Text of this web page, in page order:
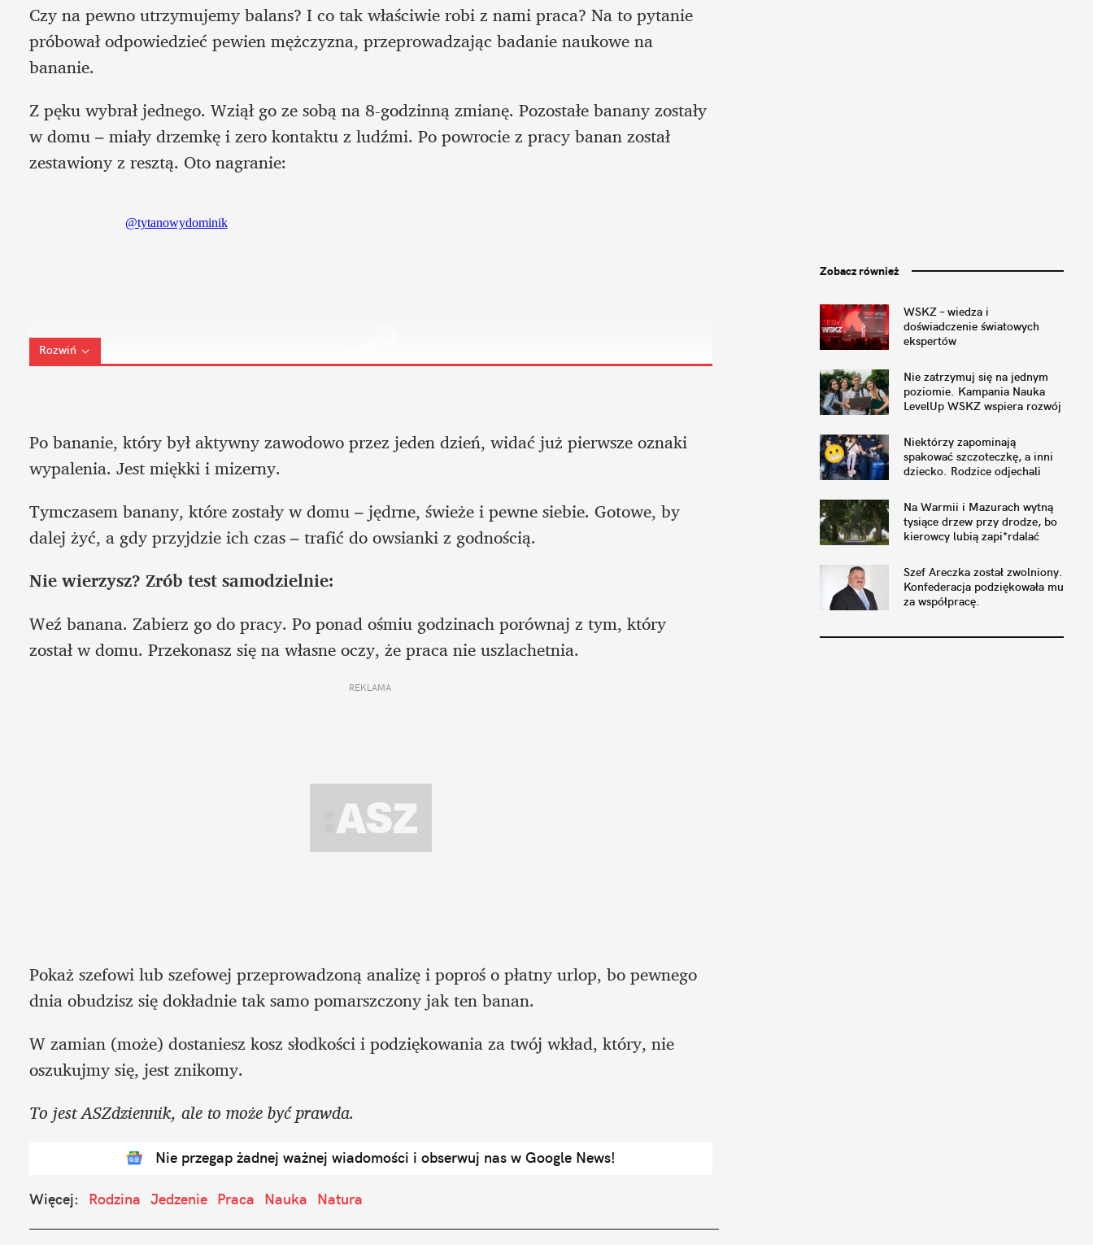
Czy na pewno utrzymujemy balans? I co tak właściwie robi z nami praca? Na to pytanie
próbował odpowiedzieć pewien mężczyzna, przeprowadzając badanie naukowe na
bananie.
Z pęku wybrał jednego. Wziął go ze sobą na 8-godzinną zmianę. Pozostałe banany zostały
w domu – miały drzemkę i zero kontaktu z ludźmi. Po powrocie z pracy banan został
zestawiony z resztą. Oto nagranie:
Rozwiń
Po bananie, który był aktywny zawodowo przez jeden dzień, widać już pierwsze oznaki
wypalenia. Jest miękki i mizerny.
Tymczasem banany, które zostały w domu – jędrne, świeże i pewne siebie. Gotowe, by
dalej żyć, a gdy przyjdzie ich czas – trafić do owsianki z godnością.
Nie wierzysz? Zrób test samodzielnie:
Weź banana. Zabierz go do pracy. Po ponad ośmiu godzinach porównaj z tym, który
został w domu. Przekonasz się na własne oczy, że praca nie uszlachetnia.
REKLAMA
Pokaż szefowi lub szefowej przeprowadzoną analizę i poproś o płatny urlop, bo pewnego
dnia obudzisz się dokładnie tak samo pomarszczony jak ten banan.
W zamian (może) dostaniesz kosz słodkości i podziękowania za twój wkład, który, nie
oszukujmy się, jest znikomy.
To jest ASZdziennik, ale to może być prawda.
Nie przegap żadnej ważnej wiadomości i obserwuj nas w Google News!
Zobacz również
WSKZ – wiedza i
doświadczenie światowych
ekspertów
Nie zatrzymuj się na jednym
poziomie. Kampania Nauka
LevelUp WSKZ wspiera rozwój
Niektórzy zapominają
spakować szczoteczkę, a inni
dziecko. Rodzice odjechali
Na Warmii i Mazurach wytną
tysiące drzew przy drodze, bo
kierowcy lubią zapi*rdalać
Szef Areczka został zwolniony.
Konfederacja podziękowała mu
za współpracę.
Więcej: Rodzina Jedzenie Praca Nauka Natura